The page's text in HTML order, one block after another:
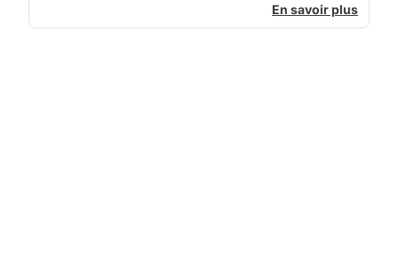
En savoir plus